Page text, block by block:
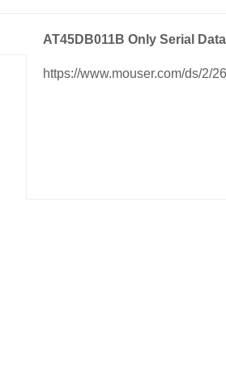
AT45DB011B Only Serial
https://www.mouser.com/ds/2/